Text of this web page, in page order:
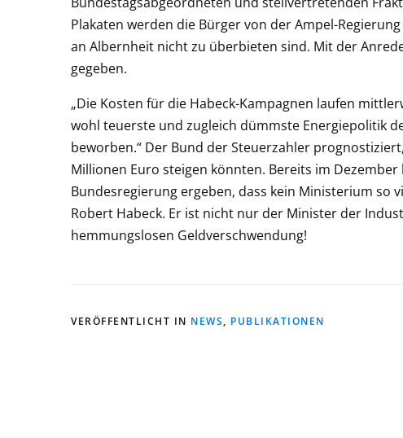
Plakaten werden die Bürger von der Ampel-
an Albernheit nicht zu überbieten sind. Mit der
gegeben.
„Die Kosten für die Habeck-Kampagnen laufen
wohl teuerste und zugleich dümmste Energiepolitik
beworben.“ Der Bund der Steuerzahler
Millionen Euro steigen könnten. Bereits im
Bundesregierung ergeben, dass kein Ministerium so
Robert Habeck. Er ist nicht nur der Minister der
hemmungslosen Geldverschwendung!
VERÖFFENTLICHT IN NEWS, PUBLIKATIONEN